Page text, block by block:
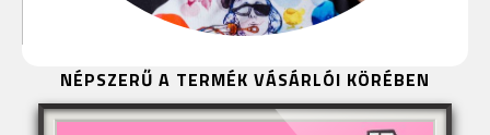
NÉPSZERŰ A TERMÉK VÁSÁRLÓI KÖRÉBEN